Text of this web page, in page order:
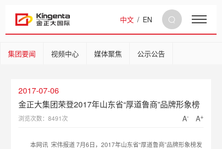
中文 / EN
集团要闻 视频中心 媒体聚焦 公示公告
2017-07-06
金正大集团荣登2017年山东省“厚道鲁商”品牌形象榜
浏览次数：8491次 A- A+
本网讯 宋伟报道 7月6日，2017年山东省“厚道鲁商”品牌形象榜发